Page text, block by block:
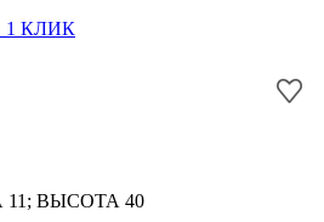
1 КЛИК
ВЫСОТА 40